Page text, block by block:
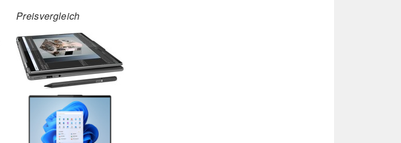
Preisvergleich